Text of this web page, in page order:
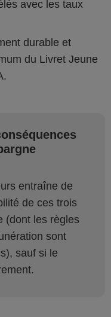
avec les taux
durable et
du Livret Jeune
entraîne de
de ces trois
(dont les règles
sont
sauf si le